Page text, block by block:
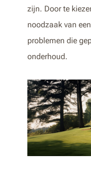
zijn. Door te
noodzaak van
problemen die
onderhoud.